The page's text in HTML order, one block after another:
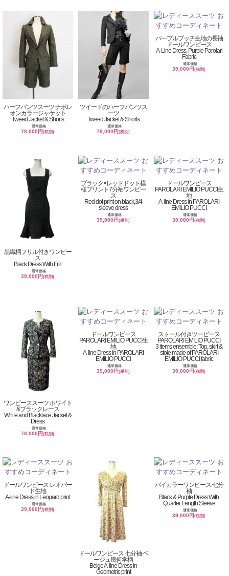
ハーフパンツスーツ ナポレ
オンカラージャケット
Tweed Jacket & Shorts
通常価格
78,000円(税別)
ツイードのハーフパンツス
ーツ
Tweed Jacket & Shorts
通常価格
78,000円(税別)
パープルプッチ生地の長袖
ドールワンピース
A-Line Dress, Purple Parolari
Fabric
通常価格
39,000円(税別)
黒織柄フリル付きワンピー
ス
Black Dress With Frill
通常価格
39,000円(税別)
ブラック×レッドドット模
様プリント7分袖ワンピー
ス
Red dot print on black,3/4
sleeve dress
通常価格
39,000円(税別)
ドールワンピース
PAROLARI EMILIO PUCCI生
地
A-line Dress in PAROLARI
EMILIO PUCCI
通常価格
39,000円(税別)
ワンピーススーツ ホワイト
&ブラックレース
White and Blacklace Jacket &
Dress
通常価格
78,000円(税別)
ドールワンピース
PAROLARI EMILIO PUCCI生
地
A-line Dress in PAROLARI
EMILIO PUCCI
通常価格
39,000円(税別)
ストール付きツーピース
PAROLARI EMILIO PUCCI
3 items ensemble: Top, skirt &
stole made of PAROLARI
EMILIO PUCCI fabric
通常価格
39,000円(税別)
ドールワンピース レオパー
ド生地
A-line Dress in Leopard print
通常価格
39,000円(税別)
ドールワンピース 七分袖 ベ
ージュ幾何学柄
Beige A-line Dress in
Geometric print
バイカラーワンピース 七分
袖
Black & Purple Dress With
Quarter Length Sleeve
通常価格
39,000円(税別)